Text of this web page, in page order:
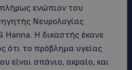
ενώπιον του
Νευρολογίας
Hanna. Η δικαστής έκανε
ότι το πρόβλημα υγείας
είναι σπάνιο, ακραίο, και